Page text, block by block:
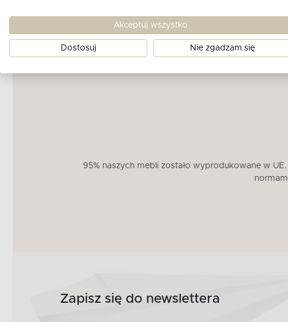
95% naszych mebli zostało wyprodukowane w
Zapisz się do newslettera
Akceptuj wszystko
Dostosuj Nie zgadzam się